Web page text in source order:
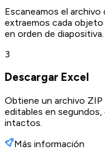
Escaneamos el archivo
extraemos cada objeto
en orden de diapositiva.
3
Descargar Excel
Obtiene un archivo
editables en
intactos.
Más información